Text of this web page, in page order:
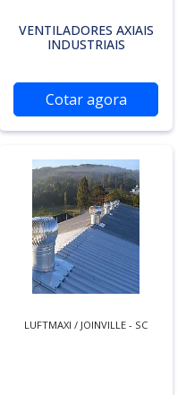
VENTILADORES AXIAIS
INDUSTRIAIS
Cotar agora
LUFTMAXI / JOINVILLE - SC